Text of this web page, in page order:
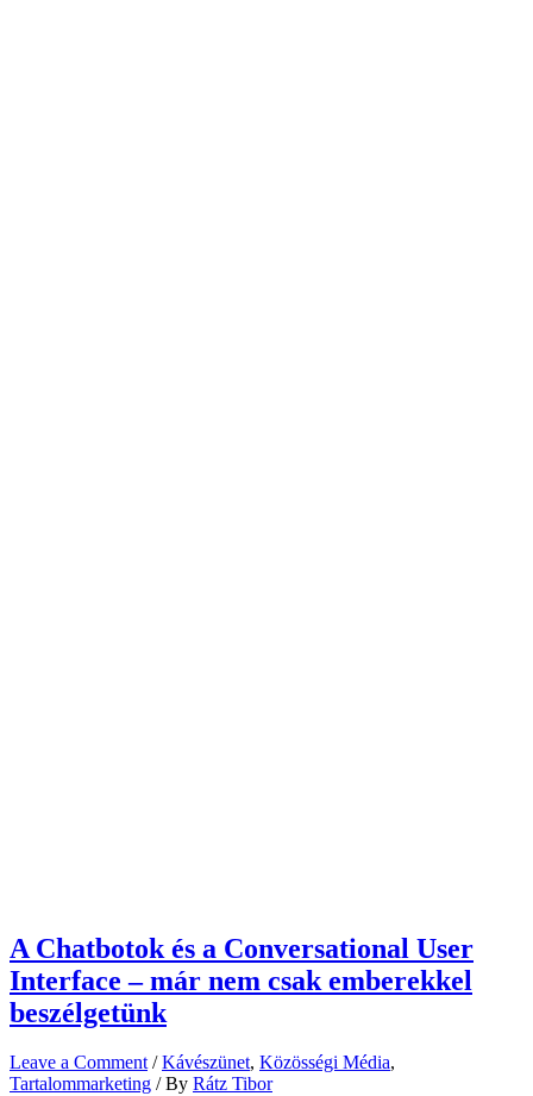
A Chatbotok és a Conversational User
Interface – már nem csak emberekkel
beszélgetünk
Leave a Comment /Kávészünet, Közösségi Média,
Tartalommarketing / By Rátz Tibor